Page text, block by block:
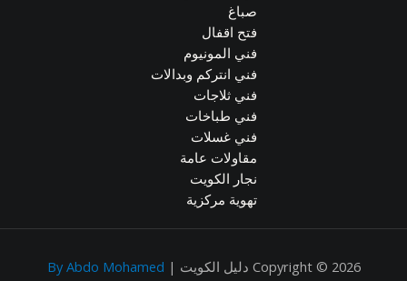
صباغ
فتح اقفال
فني المونيوم
فني انتركم وبدالات
فني ثلاجات
فني طباخات
فني غسلات
مقاولات عامة
نجار الكويت
تهوية مركزية
Copyright © 2026 دليل الكويت | By Abdo Mohamed